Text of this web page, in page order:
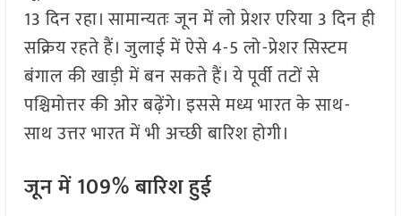
13 दिन रहा। सामान्यतः जून में लो प्रेशर एरिया 3 दिन ही
सक्रिय रहते हैं। जुलाई में ऐसे 4-5 लो-प्रेशर सिस्टम
बंगाल की खाड़ी में बन सकते हैं। ये पूर्वी तटों से
पश्चिमोत्तर की ओर बढ़ेंगे। इससे मध्य भारत के साथ-
साथ उत्तर भारत में भी अच्छी बारिश होगी।
जून में 109% बारिश हुई